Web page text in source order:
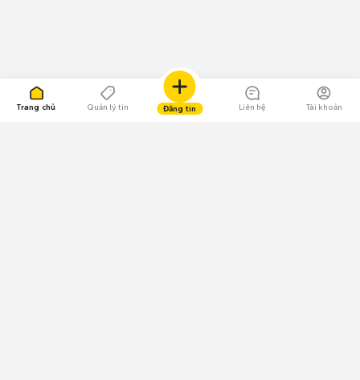
Trang chủ Quản lý tin Đăng tin Liên hệ Tài khoản